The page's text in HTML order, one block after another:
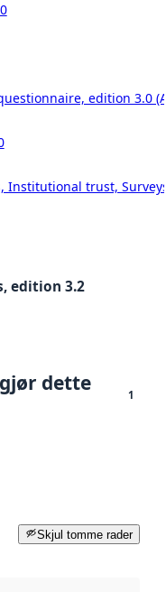
edition 3.0
Institutional trust,
edition 3.2
dette
1
Skjul tomme rader